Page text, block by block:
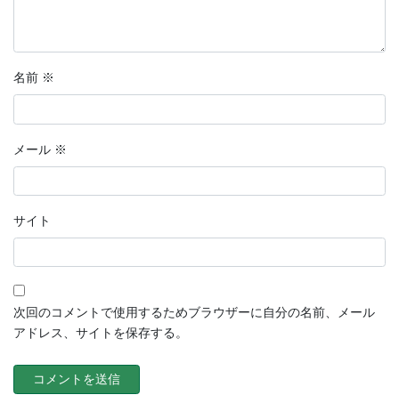
名前 ※
メール ※
サイト
次回のコメントで使用するためブラウザーに自分の名前、メール
アドレス、サイトを保存する。